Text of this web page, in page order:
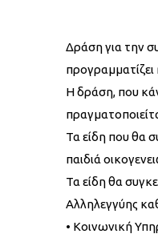
Δράση για την
Η δράση, που
Τα είδη που θα
παιδιά
Τα είδη θα
Αλληλεγγύης
• Κοινωνική